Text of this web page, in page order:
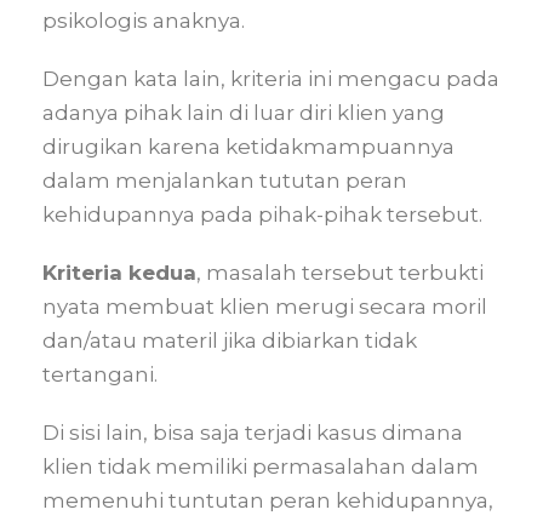
psikologis anaknya.
Dengan kata lain, kriteria ini mengacu pada
adanya pihak lain di luar diri klien yang
dirugikan karena ketidakmampuannya
dalam menjalankan tututan peran
kehidupannya pada pihak-pihak tersebut.
Kriteria kedua, masalah tersebut terbukti
nyata membuat klien merugi secara moril
dan/atau materil jika dibiarkan tidak
tertangani.
Di sisi lain, bisa saja terjadi kasus dimana
klien tidak memiliki permasalahan dalam
memenuhi tuntutan peran kehidupannya,